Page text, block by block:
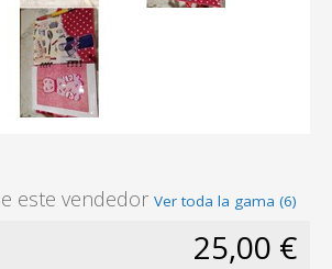
este vendedor Ver toda la gama (6)
25,00 €